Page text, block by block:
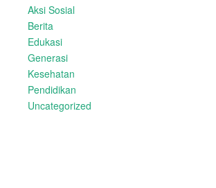
Aksi Sosial
Berita
Edukasi
Generasi
Kesehatan
Pendidikan
Uncategorized